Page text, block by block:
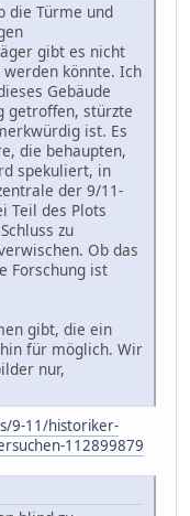
die Türme und
gibt es nicht
könnte. Ich
Gebäude
getroffen, stürzte
ist. Es
die behaupten,
spekuliert, in
der 9/11-
Teil des Plots
zu
Ob das
Forschung ist
gibt, die ein
für möglich. Wir
nur,
9-11/historiker-
112899879